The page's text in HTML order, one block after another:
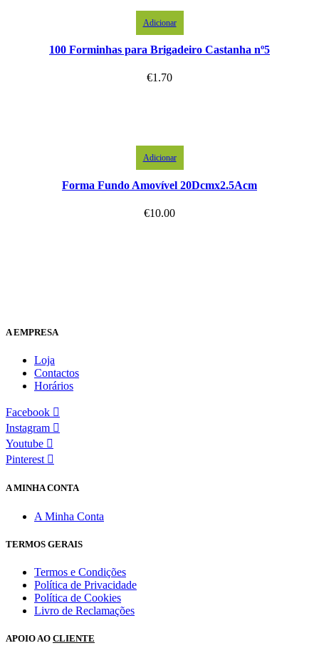
Adicionar
100 Forminhas para Brigadeiro Castanha nº5
€1.70
Adicionar
Forma Fundo Amovível 20Dcmx2.5Acm
€10.00
A EMPRESA
Loja
Contactos
Horários
Facebook
Instagram
Youtube
Pinterest
A MINHA CONTA
A Minha Conta
TERMOS GERAIS
Termos e Condições
Política de Privacidade
Política de Cookies
Livro de Reclamações
APOIO AO CLIENTE